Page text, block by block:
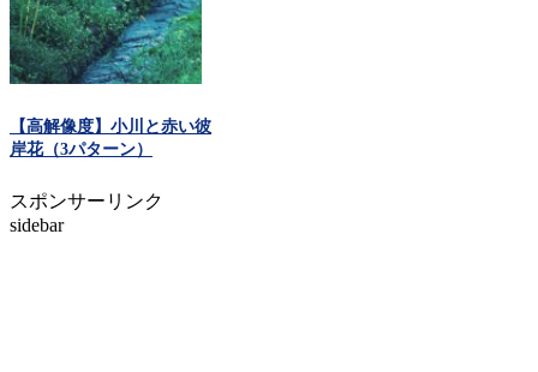
【高解像度】小川と赤い彼
岸花（3パターン）
スポンサーリンク
sidebar